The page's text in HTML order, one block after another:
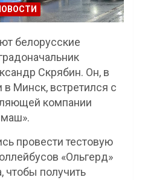
белорусские
Скрябин. Он, в
Минск, встретился с
компании
провести тестовую
«Ольгерд»
чтобы получить